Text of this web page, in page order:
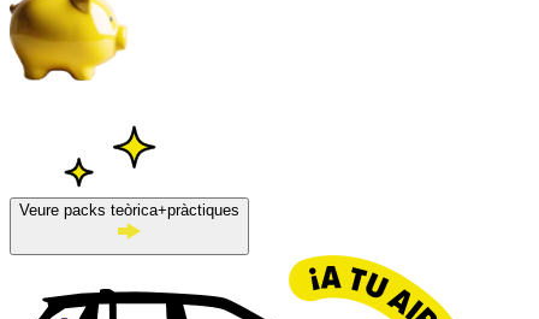
Veure packs teòrica+pràctiques